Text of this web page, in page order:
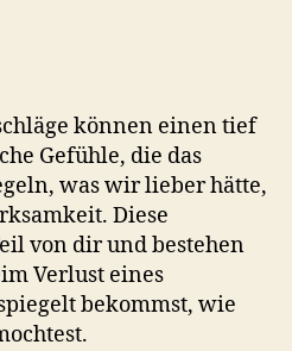
können einen tief
Gefühle, die das
was wir lieber hätte,
Diese
von dir und bestehen
Verlust eines
bekommst, wie